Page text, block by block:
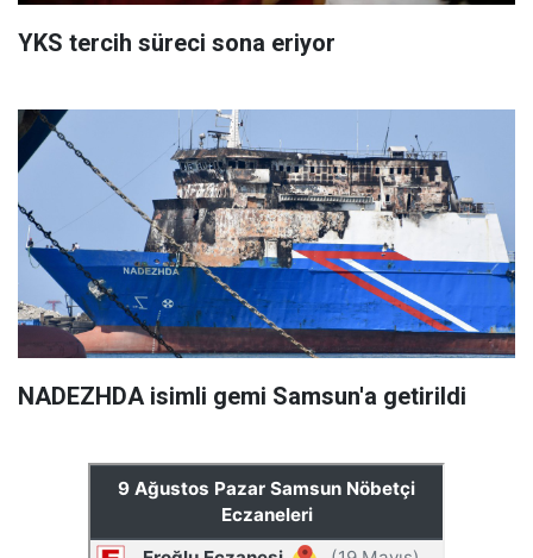
YKS tercih süreci sona eriyor
NADEZHDA isimli gemi Samsun'a getirildi